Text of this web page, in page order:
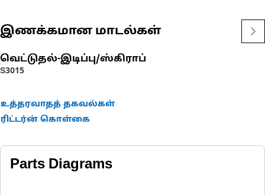
இணக்கமான மாடல்கள்
வெட்டுதல்-இடிப்பு/ஸ்கிராப்
S3015
உத்தரவாதத் தகவல்கள்
ரிட்டர்ன் கொள்கை
Parts Diagrams